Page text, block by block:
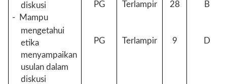
diskusi
-
Mampu
mengetahui
etika
menyampaikan
usulan dalam
diskusi
PG
PG
Terlampir
Terlampir
28
9
B
D